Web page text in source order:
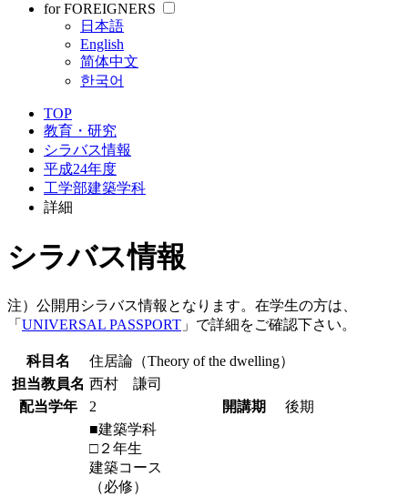
for FOREIGNERS
日本語
English
简体中文
한국어
TOP
教育・研究
シラバス情報
平成24年度
工学部建築学科
詳細
シラバス情報
注）公開用シラバス情報となります。在学生の方は、
「 UNIVERSAL PASSPORT 」で詳細をご確認下さい。
科目名
住居論（Theory of the dwelling）
担当教員名 西村 謙司
配当学年
2 開講期 後期
■建築学科
□２年生
建築コース
（必修）